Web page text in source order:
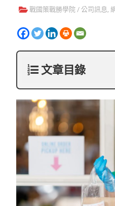
戰國策戰勝學院 /公司訊息,
文章目錄